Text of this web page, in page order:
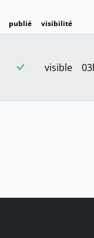
publié visibilité
visible